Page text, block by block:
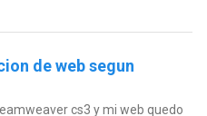
de web segun
cs3 y mi web quedo